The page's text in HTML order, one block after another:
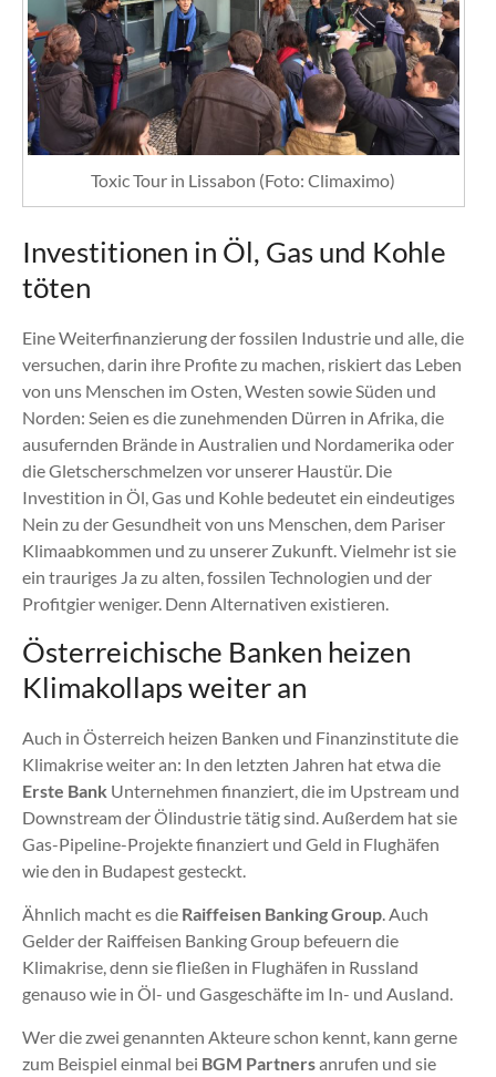
Toxic Tour in Lissabon (Foto: Climaximo)
Investitionen in Öl, Gas und Kohle
töten
Eine Weiterfinanzierung der fossilen Industrie und alle, die
versuchen, darin ihre Profite zu machen, riskiert das Leben
von uns Menschen im Osten, Westen sowie Süden und
Norden: Seien es die zunehmenden Dürren in Afrika, die
ausufernden Brände in Australien und Nordamerika oder
die Gletscherschmelzen vor unserer Haustür. Die
Investition in Öl, Gas und Kohle bedeutet ein eindeutiges
Nein zu der Gesundheit von uns Menschen, dem Pariser
Klimaabkommen und zu unserer Zukunft. Vielmehr ist sie
ein trauriges Ja zu alten, fossilen Technologien und der
Profitgier weniger. Denn Alternativen existieren.
Österreichische Banken heizen
Klimakollaps weiter an
Auch in Österreich heizen Banken und Finanzinstitute die
Klimakrise weiter an: In den letzten Jahren hat etwa die
Erste Bank Unternehmen finanziert, die im Upstream und
Downstream der Ölindustrie tätig sind. Außerdem hat sie
Gas-Pipeline-Projekte finanziert und Geld in Flughäfen
wie den in Budapest gesteckt.
Ähnlich macht es die Raiffeisen Banking Group. Auch
Gelder der Raiffeisen Banking Group befeuern die
Klimakrise, denn sie fließen in Flughäfen in Russland
genauso wie in Öl- und Gasgeschäfte im In- und Ausland.
Wer die zwei genannten Akteure schon kennt, kann gerne
zum Beispiel einmal bei BGM Partnersanrufen und sie